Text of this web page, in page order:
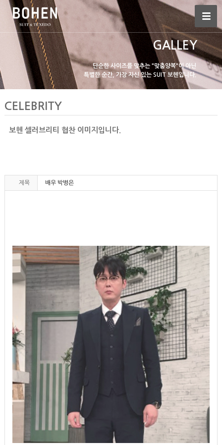
GALLEY
단순한 사이즈를 맞추는 "맞춤양복"이 아닌
특별한 순간, 가장 자신 있는 SUIT 보헨입니다.
CELEBRITY
보헨 셀러브리티 협찬 이미지입니다.
제목 배우 박병은